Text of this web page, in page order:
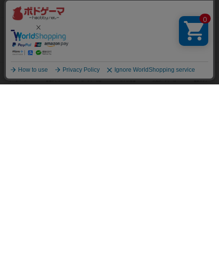
高評価ボードゲーム TOP50
2人用ボードゲーム TOP50
3～4人用ボードゲーム TOP50
子供向けボードゲーム TOP50